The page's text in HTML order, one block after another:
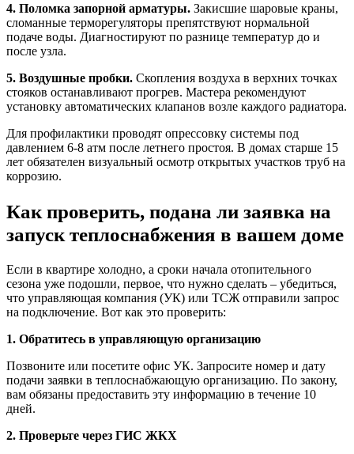
4. Поломка запорной арматуры. Закисшие шаровые краны,
сломанные терморегуляторы препятствуют нормальной
подаче воды. Диагностируют по разнице температур до и
после узла.
5. Воздушные пробки. Скопления воздуха в верхних точках
стояков останавливают прогрев. Мастера рекомендуют
установку автоматических клапанов возле каждого радиатора.
Для профилактики проводят опрессовку системы под
давлением 6-8 атм после летнего простоя. В домах старше 15
лет обязателен визуальный осмотр открытых участков труб на
коррозию.
Как проверить, подана ли заявка на
запуск теплоснабжения в вашем доме
Если в квартире холодно, а сроки начала отопительного
сезона уже подошли, первое, что нужно сделать – убедиться,
что управляющая компания (УК) или ТСЖ отправили запрос
на подключение. Вот как это проверить:
1. Обратитесь в управляющую организацию
Позвоните или посетите офис УК. Запросите номер и дату
подачи заявки в теплоснабжающую организацию. По закону,
вам обязаны предоставить эту информацию в течение 10
дней.
2. Проверьте через ГИС ЖКХ